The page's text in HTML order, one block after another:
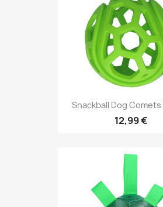
Snackball Dog
12,99 €